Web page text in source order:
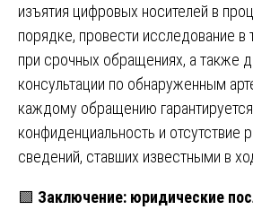
изъятия цифровых носителей в
порядке, провести исследование в
при срочных обращениях, а также
консультации по обнаруженным
каждому обращению
конфиденциальность и отсутствие
сведений, ставших известными в
🟩 Заключение: юридические